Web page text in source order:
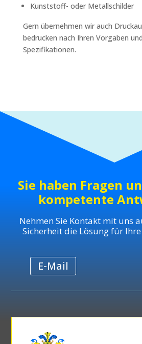
Kunststoff- oder Metallschilder
Gern übernehmen wir auch
bedrucken nach Ihren Vorgaben
Spezifikationen.
Sie haben Fragen
kompetente
Nehmen Sie Kontakt mit uns
Sicherheit die Lösung für
E-Mail